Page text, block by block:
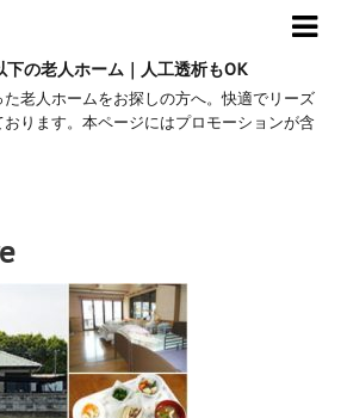
の老人ホーム｜人工透析もOK
老人ホームをお探しの方へ。快適でリーズ
ります。本ページにはプロモーションが含